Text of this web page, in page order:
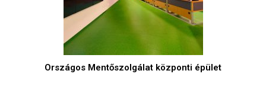
Országos Mentőszolgálat központi épület